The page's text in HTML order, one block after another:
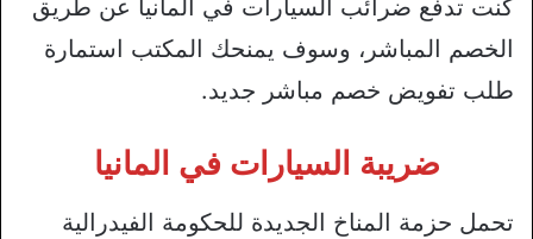
كنت تدفع ضرائب السيارات في المانيا عن طريق
الخصم المباشر، وسوف يمنحك المكتب استمارة
طلب تفويض خصم مباشر جديد.
ضريبة السيارات في المانيا
تحمل حزمة المناخ الجديدة للحكومة الفيدرالية